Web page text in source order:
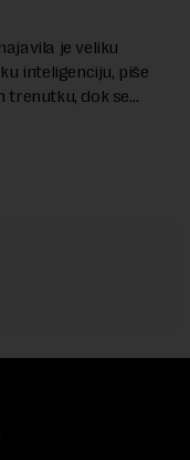
je veliku
inteligenciju, piše
trenutku, dok se